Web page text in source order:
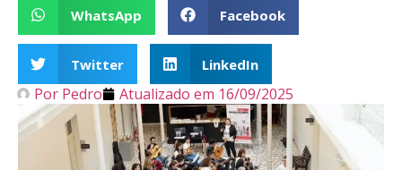
WhatsApp Facebook
Twitter LinkedIn
Por Pedro Atualizado em 16/09/2025